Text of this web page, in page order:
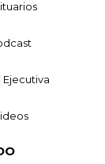
Ejecutiva